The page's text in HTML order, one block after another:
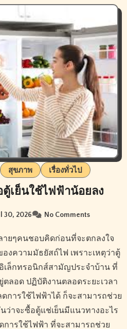
สุขภาพ เรื่องทั่วไป
เย็นใช้ไฟฟ้าน้อยลง
30, 2026 No Comments
องความมัธยัสถ์ไฟ เพราะเหตุว่าตู้
เล็กทรอนิกส์สามัญประจำบ้าน ที่
ลอด ปฏิบัติงานตลอดระยะเวลา
การใช้ไฟฟ้าได้ ก็จะสามารถช่วย
ว่าจะซื้อตู้แช่เย็นมีแนวทางอะไร
การใช้ไฟฟ้า ที่จะสามารถช่วย